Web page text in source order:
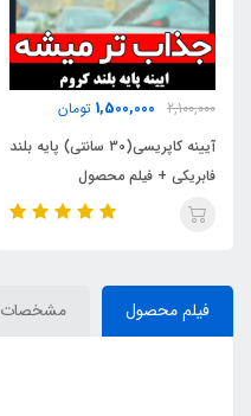
2,100,000
1,500,000 تومان
آیینه کاپریسی(30 سانتی) پایه بلند
فابریکی + فیلم محصول
فیلم محصول مشخصات